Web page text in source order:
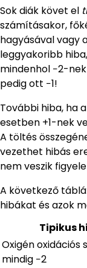
Sok diák követ el
számításakor,
hagyásával vagy
leggyakoribb
mindenhol −2-
pedig ott −1!
További hiba, ha
esetben +1-nek
A töltés
vezethet hibás
nem veszik
A következő
hibákat és azok
Tipikus
Oxigén oxidációs
mindig −2